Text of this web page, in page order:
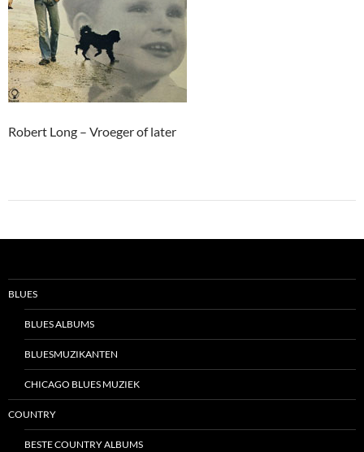
Robert Long – Vroeger of later
BLUES
BLUES ALBUMS
BLUESMUZIKANTEN
CHICAGO BLUES MUZIEK
COUNTRY
BESTE COUNTRY ALBUMS